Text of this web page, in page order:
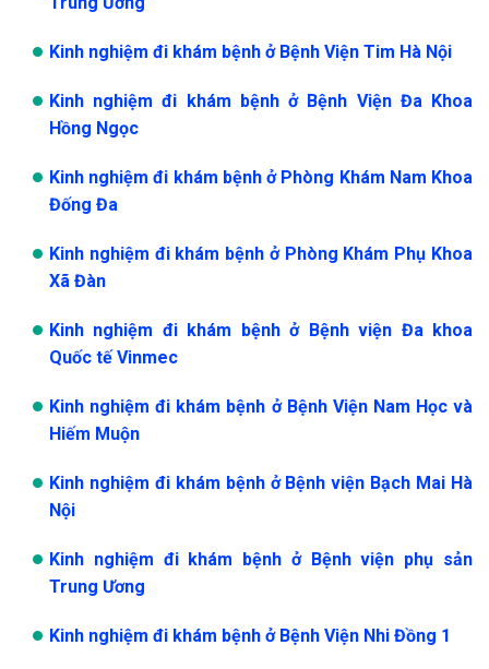
Kinh nghiệm đi khám bệnh ở Bệnh Viện Tim Hà Nội
Kinh nghiệm đi khám bệnh ở Bệnh Viện Đa Khoa
Hồng Ngọc
Kinh nghiệm đi khám bệnh ở Phòng Khám Nam Khoa
Đống Đa
Kinh nghiệm đi khám bệnh ở Phòng Khám Phụ Khoa
Xã Đàn
Kinh nghiệm đi khám bệnh ở Bệnh viện Đa khoa
Quốc tế Vinmec
Kinh nghiệm đi khám bệnh ở Bệnh Viện Nam Học và
Hiếm Muộn
Kinh nghiệm đi khám bệnh ở Bệnh viện Bạch Mai Hà
Nội
Kinh nghiệm đi khám bệnh ở Bệnh viện phụ sản
Trung Ương
Kinh nghiệm đi khám bệnh ở Bệnh Viện Nhi Đồng 1